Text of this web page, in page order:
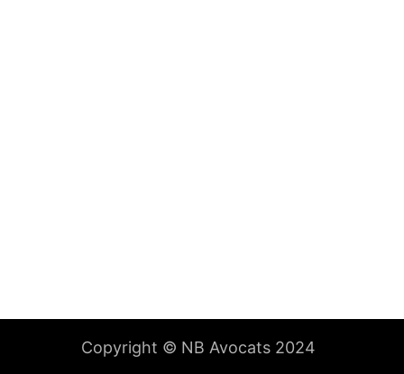
Copyright © NB Avocats 2024